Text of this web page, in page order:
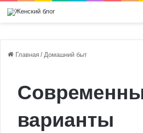
Главная / Домашний быт
варианты